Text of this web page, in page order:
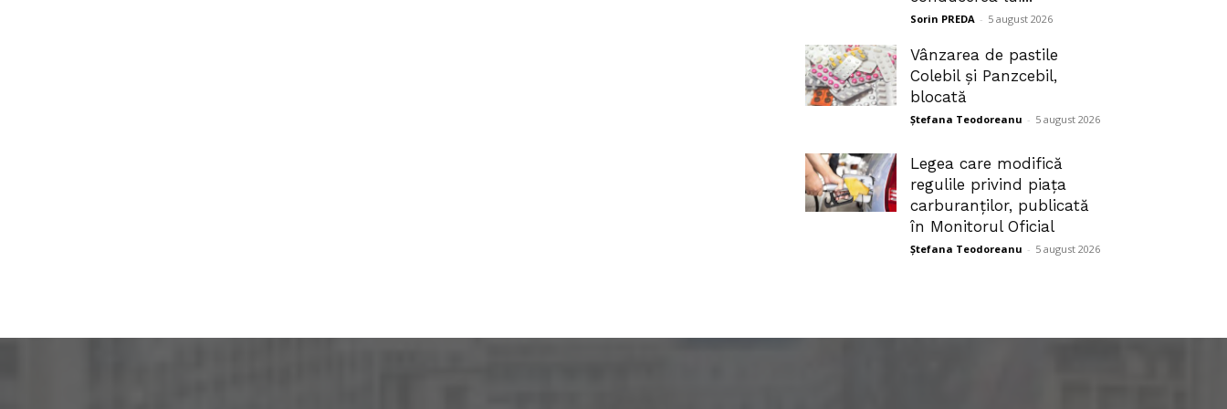
Sorin PREDA - 5 august 2026
Vânzarea de pastile
Colebil și Panzcebil,
blocată
Ștefana Teodoreanu - 5 august 2026
Legea care modifică
regulile privind piața
carburanților, publicată
în Monitorul Oficial
Ștefana Teodoreanu - 5 august 2026